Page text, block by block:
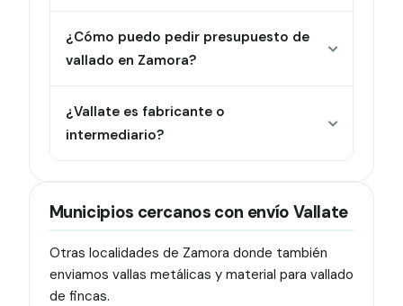
¿Cómo puedo pedir presupuesto de
vallado en Zamora?
¿Vallate es fabricante o
intermediario?
Municipios cercanos con envío Vallate
Otras localidades de Zamora donde también
enviamos vallas metálicas y material para vallado
de fincas.